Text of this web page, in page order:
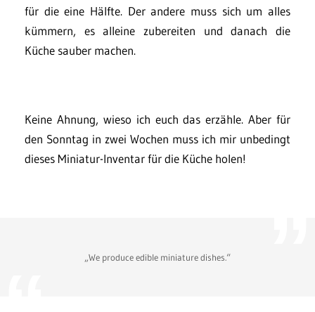
für die eine Hälfte. Der andere muss sich um alles
kümmern, es alleine zubereiten und danach die
Küche sauber machen.
Keine Ahnung, wieso ich euch das erzähle. Aber für
den Sonntag in zwei Wochen muss ich mir unbedingt
dieses Miniatur-Inventar für die Küche holen!
„We produce edible miniature dishes.“